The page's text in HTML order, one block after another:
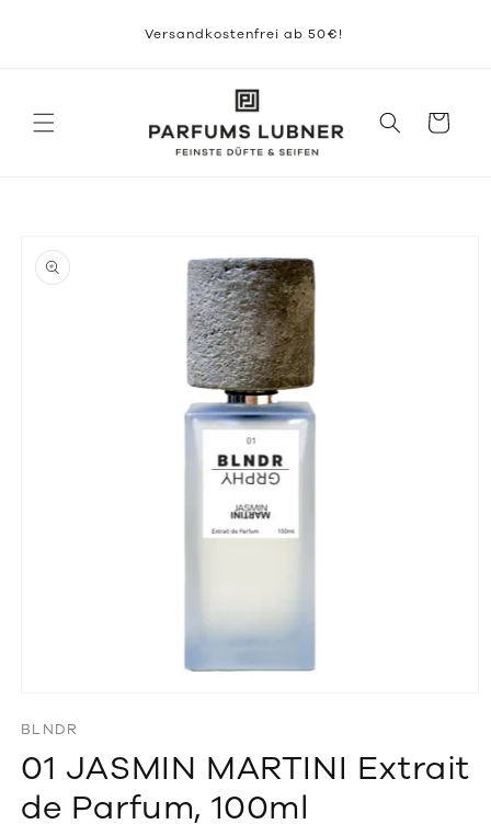
Versandkostenfrei ab 50€!
Warenkorb
in
öffnen
BLNDR
01 JASMIN MARTINI Extrait
de Parfum, 100ml